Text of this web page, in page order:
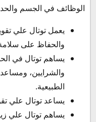
الوظائف في الجسم والحد
يعمل توتال علي
والحفاظ على
يساهم توتال في
والشرايين،
الطبيعية.
يساعد توتال علي
يساهم توتال علي